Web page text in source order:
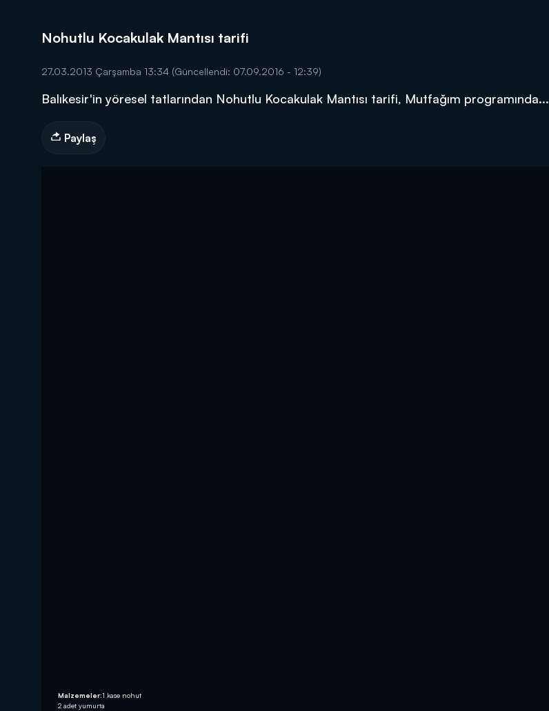
DİĞER SONUÇLAR
Nohutlu Kocakulak Mantısı tarifi
27.03.2013 Çarşamba 13:34 (Güncellendi: 07.09.2016 - 12:39)
Balıkesir'in yöresel tatlarından Nohutlu Kocakulak Mantısı tarifi, Mutfağım programında...
Paylaş
Malzemeler:1 kase nohut
2 adet yumurta